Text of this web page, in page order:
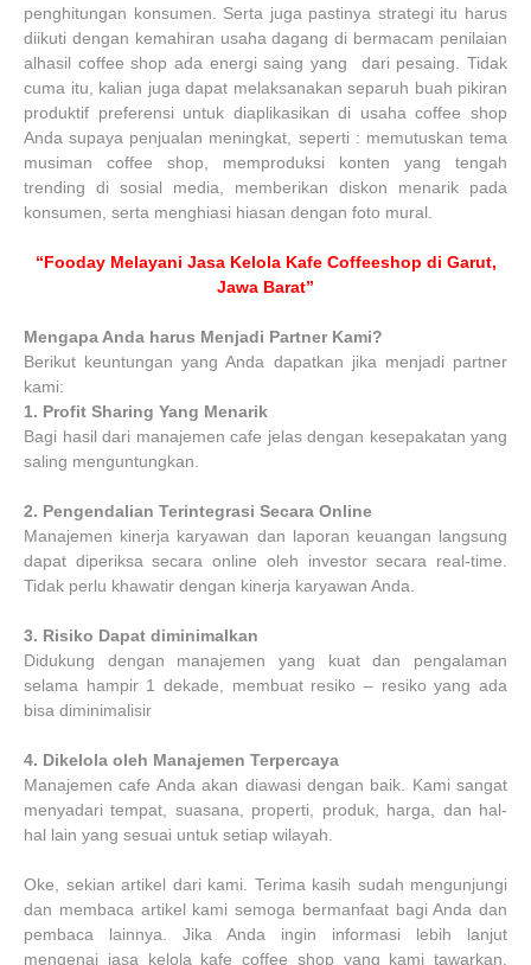
penghitungan konsumen. Serta juga pastinya strategi itu harus
diikuti dengan kemahiran usaha dagang di bermacam penilaian
alhasil coffee shop ada energi saing yang dari pesaing. Tidak
cuma itu, kalian juga dapat melaksanakan separuh buah pikiran
produktif preferensi untuk diaplikasikan di usaha coffee shop
Anda supaya penjualan meningkat, seperti : memutuskan tema
musiman coffee shop, memproduksi konten yang tengah
trending di sosial media, memberikan diskon menarik pada
konsumen, serta menghiasi hiasan dengan foto mural.
“Fooday Melayani Jasa Kelola Kafe Coffeeshop di Garut,
Jawa Barat”
Mengapa Anda harus Menjadi Partner Kami?
Berikut keuntungan yang Anda dapatkan jika menjadi partner
kami:
1. Profit Sharing Yang Menarik
Bagi hasil dari manajemen cafe jelas dengan kesepakatan yang
saling menguntungkan.
2. Pengendalian Terintegrasi Secara Online
Manajemen kinerja karyawan dan laporan keuangan langsung
dapat diperiksa secara online oleh investor secara real-time.
Tidak perlu khawatir dengan kinerja karyawan Anda.
3. Risiko Dapat diminimalkan
Didukung dengan manajemen yang kuat dan pengalaman
selama hampir 1 dekade, membuat resiko – resiko yang ada
bisa diminimalisir
4. Dikelola oleh Manajemen Terpercaya
Manajemen cafe Anda akan diawasi dengan baik. Kami sangat
menyadari tempat, suasana, properti, produk, harga, dan hal-
hal lain yang sesuai untuk setiap wilayah.
Oke, sekian artikel dari kami. Terima kasih sudah mengunjungi
dan membaca artikel kami semoga bermanfaat bagi Anda dan
pembaca lainnya. Jika Anda ingin informasi lebih lanjut
mengenai jasa kelola kafe coffee shop yang kami tawarkan.